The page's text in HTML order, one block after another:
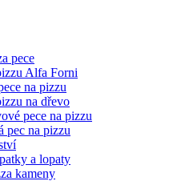
pece
Alfa Forni
na pizzu
na dřevo
pece na pizzu
pec na pizzu
a lopaty
kameny